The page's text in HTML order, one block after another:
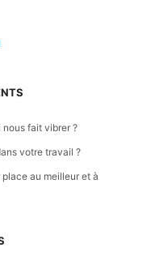
fait vibrer ?
votre travail ?
place au meilleur et à